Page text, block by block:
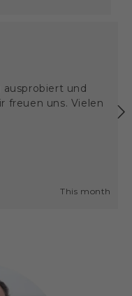
und
freuen uns. Vielen
This month